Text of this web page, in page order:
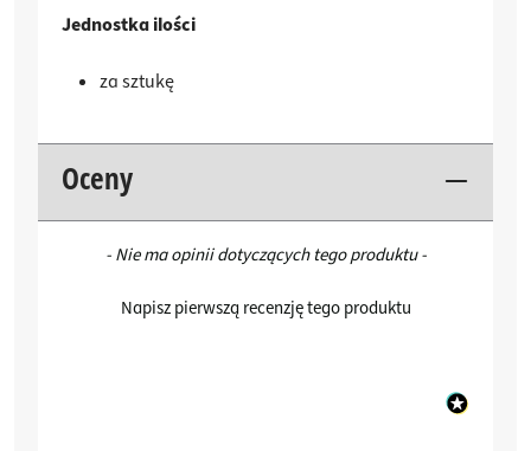
Jednostka ilości
za sztukę
Oceny
- Nie ma opinii dotyczących tego produktu -
Napisz pierwszą recenzję tego produktu
New content loaded